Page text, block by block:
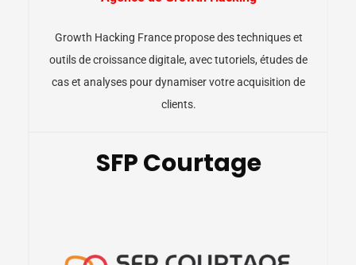
Growth Hacking France propose des techniques et
outils de croissance digitale, avec tutoriels, études de
cas et analyses pour dynamiser votre acquisition de
clients.
SFP Courtage